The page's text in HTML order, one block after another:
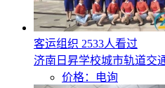
客运组织 2533人看过
济南日昇学校城市轨道交
价格：电询